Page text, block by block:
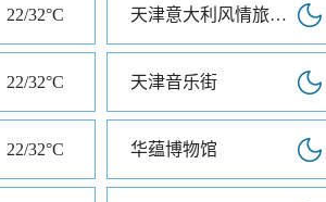
22/32°C 天津意大利风情旅游区
22/32°C 天津音乐街
22/32°C 华蕴博物馆